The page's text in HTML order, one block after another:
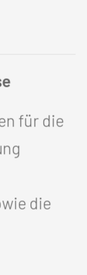
die
gehen
des
für die
die